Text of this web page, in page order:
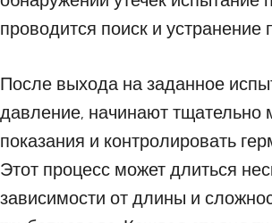
проводится поиск и устранение
После выхода на заданное
давление, начинают тщательно
показания и контролировать
Этот процесс может длиться
зависимости от длины и